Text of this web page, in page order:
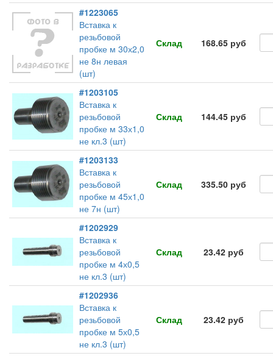
#1223065
Вставка к
резьбовой
пробке м 30х2,0
не 8н левая
(шт)
Склад 168.65 руб
#1203105
Вставка к
резьбовой
пробке м 33х1,0
не кл.3 (шт)
Склад 144.45 руб
#1203133
Вставка к
резьбовой
пробке м 45х1,0
не 7н (шт)
Склад 335.50 руб
#1202929
Вставка к
резьбовой
пробке м 4х0,5
не кл.3 (шт)
Склад 23.42 руб
#1202936
Вставка к
резьбовой
пробке м 5х0,5
не кл.3 (шт)
Склад 23.42 руб